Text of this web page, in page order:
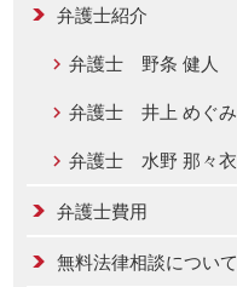
弁護士紹介
弁護士 野条 健人
弁護士 井上 めぐみ
弁護士 水野 那々衣
弁護士費用
無料法律相談について